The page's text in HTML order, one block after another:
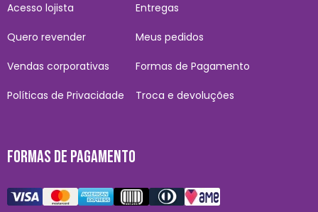
Acesso lojista
Quero revender
Vendas corporativas
Políticas de Privacidade
Entregas
Meus pedidos
Formas de Pagamento
Troca e devoluções
FORMAS DE PAGAMENTO